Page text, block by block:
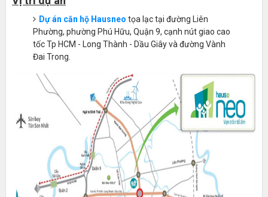
Dự án căn hộ Hausneo tọa lạc tại đường Liên
Phường, phường Phú Hữu, Quận 9, cạnh nút giao cao
tốc Tp HCM - Long Thành - Dầu Giây và đường Vành
Đai Trong.